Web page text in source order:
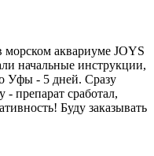
морском аквариуме JOYS
начальные инструкции,
Уфы - 5 дней. Сразу
- препарат сработал,
Буду заказывать